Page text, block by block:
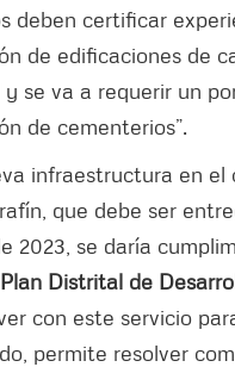
deben certificar
de edificaciones de
se va a requerir un
de cementerios”.
infraestructura en el
que debe ser
2023, se daría
Plan Distrital de
con este servicio
permite resolver